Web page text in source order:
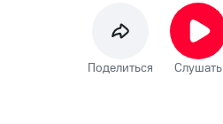
Поделиться Слушать